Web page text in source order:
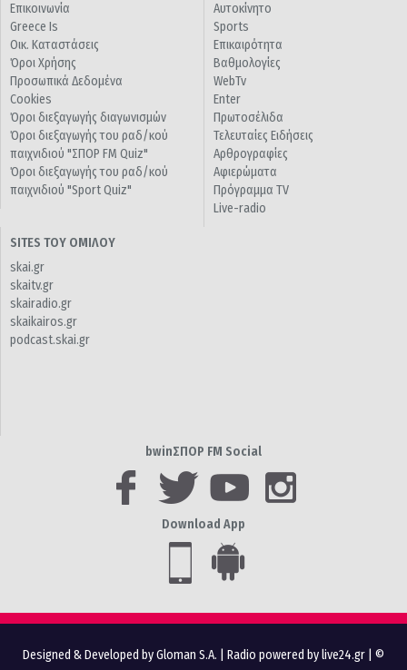
Επικοινωνία
Greece Is
Οικ. Καταστάσεις
Όροι Χρήσης
Προσωπικά Δεδομένα
Cookies
Όροι διεξαγωγής διαγωνισμών
Όροι διεξαγωγής του ραδ/κού
παιχνιδιού "ΣΠΟΡ FM Quiz"
Όροι διεξαγωγής του ραδ/κού
παιχνιδιού "Sport Quiz"
Αυτοκίνητο
Sports
Επικαιρότητα
Βαθμολογίες
WebTv
Enter
Πρωτοσέλιδα
Τελευταίες Ειδήσεις
Αρθρογραφίες
Αφιερώματα
Πρόγραμμα TV
Live-radio
SITES ΤΟΥ ΟΜΙΛΟΥ
skai.gr
skaitv.gr
skairadio.gr
skaikairos.gr
podcast.skai.gr
bwinΣΠΟΡ FM Social
Download App
Designed & Developed by Gloman S.A. Radio powered by live24.gr | ©